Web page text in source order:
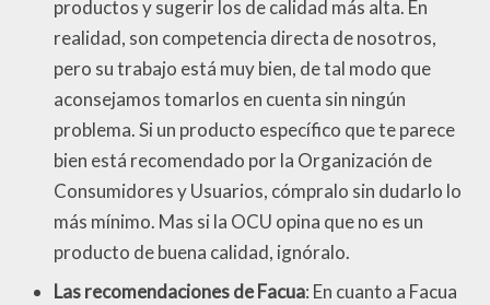
productos y sugerir los de calidad más alta. En
realidad, son competencia directa de nosotros,
pero su trabajo está muy bien, de tal modo que
aconsejamos tomarlos en cuenta sin ningún
problema. Si un producto específico que te parece
bien está recomendado por la Organización de
Consumidores y Usuarios, cómpralo sin dudarlo lo
más mínimo. Mas si la OCU opina que no es un
producto de buena calidad, ignóralo.
Las recomendaciones de Facua: En cuanto a Facua